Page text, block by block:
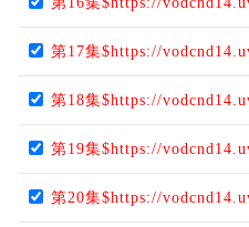
第17集$https://
第18集$https://
第19集$https://
第20集$https://